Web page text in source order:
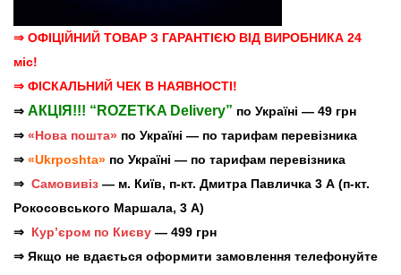
⇒ ОФІЦІЙНИЙ ТОВАР З ГАРАНТІЄЮ ВІД ВИРОБНИКА 24
міс!
⇒ ФІСКАЛЬНИЙ ЧЕК В НАЯВНОСТІ!
⇒ АКЦІЯ!!! “ROZETKA Delivery” по Україні — 49 грн
⇒ «Нова пошта» по Україні — по тарифам перевізника
⇒ «Ukrposhta» по Україні — по тарифам перевізника
⇒ Самовивіз — м. Київ, п-кт. Дмитра Павличка 3 А (п-кт.
Рокосовського Маршала, 3 А)
⇒ Кур’єром по Києву — 499 грн
⇒ Якщо не вдається оформити замовлення телефонуйте